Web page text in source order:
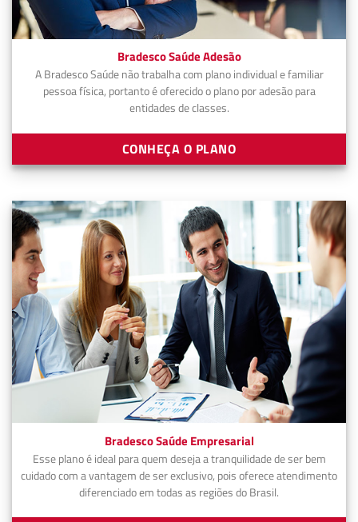
Bradesco Saúde Adesão
A Bradesco Saúde não trabalha com plano individual e familiar
pessoa física, portanto é oferecido o plano por adesão para
entidades de classes.
CONHEÇA O PLANO
Bradesco Saúde Empresarial
Esse plano é ideal para quem deseja a tranquilidade de ser bem
cuidado com a vantagem de ser exclusivo, pois oferece atendimento
diferenciado em todas as regiões do Brasil.